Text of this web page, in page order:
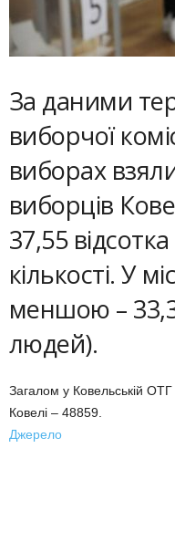
За даними
виборчої
виборах
виборців
37,55
кількості. У
меншою –
людей).
Загалом у Ковельській
Ковелі – 48859.
Джерело